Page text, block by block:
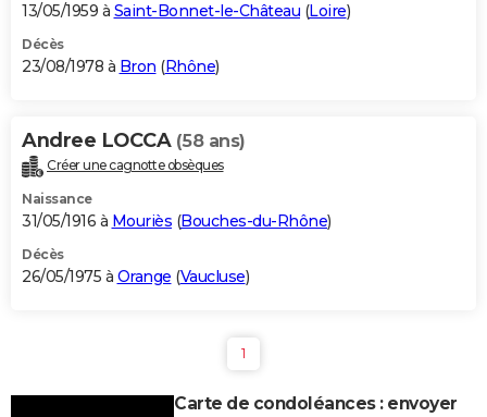
13/05/1959 à Saint-Bonnet-le-Château (Loire)
Décès
23/08/1978 à Bron (Rhône)
Andree LOCCA (58 ans)
Créer une cagnotte obsèques
Naissance
31/05/1916 à Mouriès (Bouches-du-Rhône)
Décès
26/05/1975 à Orange (Vaucluse)
1
Carte de condoléances : envoyer